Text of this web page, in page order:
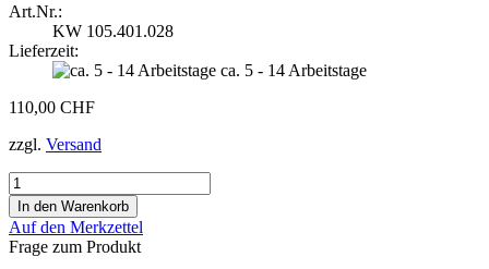
Art.Nr.:
KW 105.401.028
Lieferzeit:
ca. 5 - 14 Arbeitstage
110,00 CHF
zzgl. Versand
Auf den Merkzettel
Frage zum Produkt